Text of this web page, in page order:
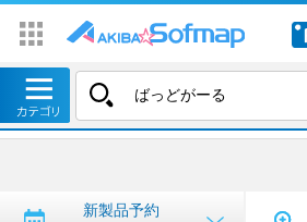
トップ ＞ 新製品予約・発売日カレンダー
新製品予約・発売日カレンダー
新製品予約